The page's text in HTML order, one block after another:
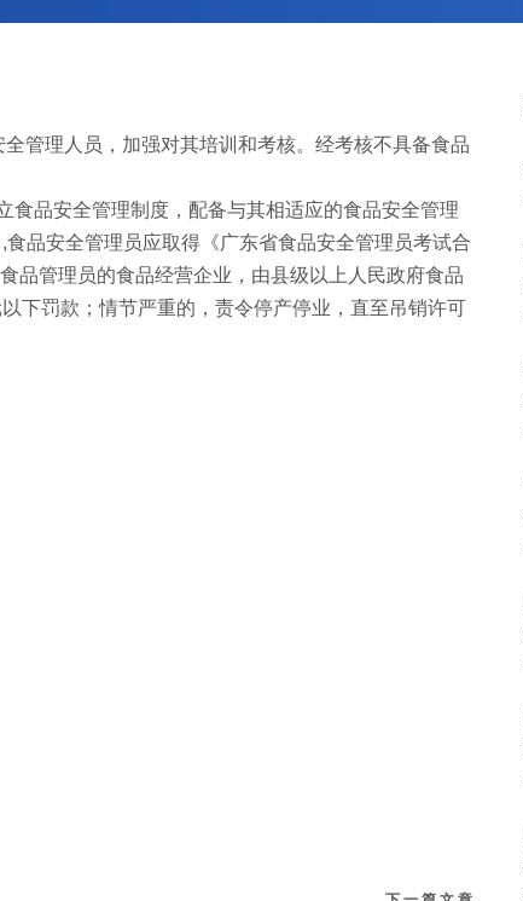
管理人员，加强对其培训和考核。经考核不具备食品
食品安全管理制度，配备与其相适应的食品安全管理
品安全管理员应取得《广东省食品安全管理员考试合
品管理员的食品经营企业，由县级以上人民政府食品
下罚款；情节严重的，责令停产停业，直至吊销许可